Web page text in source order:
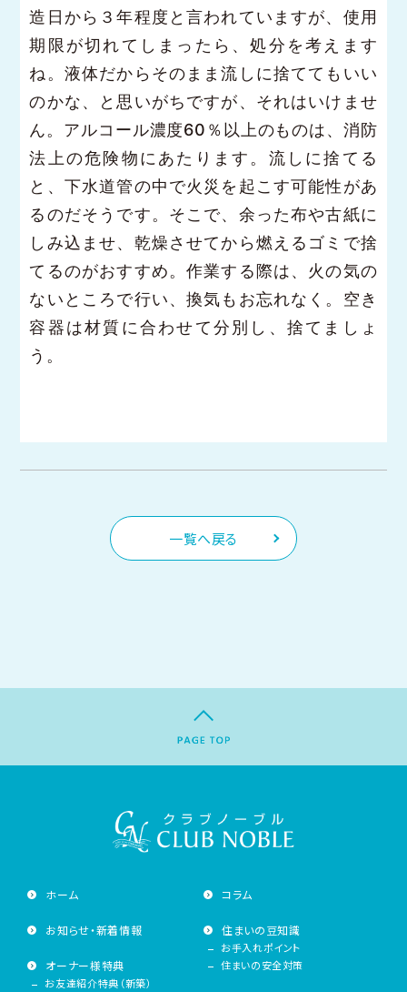
造日から３年程度と言われていますが、使用
期限が切れてしまったら、処分を考えます
ね。液体だからそのまま流しに捨ててもいい
のかな、と思いがちですが、それはいけませ
ん。アルコール濃度60％以上のものは、消防
法上の危険物にあたります。流しに捨てる
と、下水道管の中で火災を起こす可能性があ
るのだそうです。そこで、余った布や古紙に
しみ込ませ、乾燥させてから燃えるゴミで捨
てるのがおすすめ。作業する際は、火の気の
ないところで行い、換気もお忘れなく。空き
容器は材質に合わせて分別し、捨てましょ
う。
一覧へ戻る
ホーム
お知らせ・新着情報
オーナー様特典
お友達紹介特典（新築）
コラム
住まいの豆知識
お手入れポイント
住まいの安全対策